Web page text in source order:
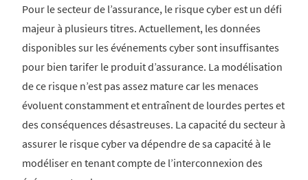
Pour le secteur de l’assurance, le risque cyber est un défi
majeur à plusieurs titres. Actuellement, les données
disponibles sur les événements cyber sont insuffisantes
pour bien tarifer le produit d’assurance. La modélisation
de ce risque n’est pas assez mature car les menaces
évoluent constamment et entraînent de lourdes pertes et
des conséquences désastreuses. La capacité du secteur à
assurer le risque cyber va dépendre de sa capacité à le
modéliser en tenant compte de l’interconnexion des